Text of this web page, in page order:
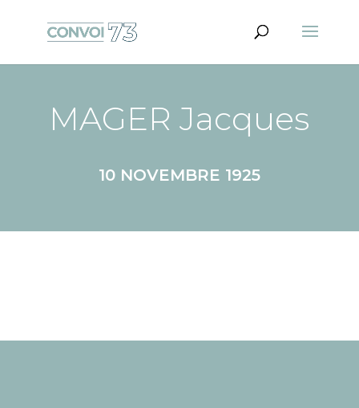
MAGER Jacques
10 NOVEMBRE 1925